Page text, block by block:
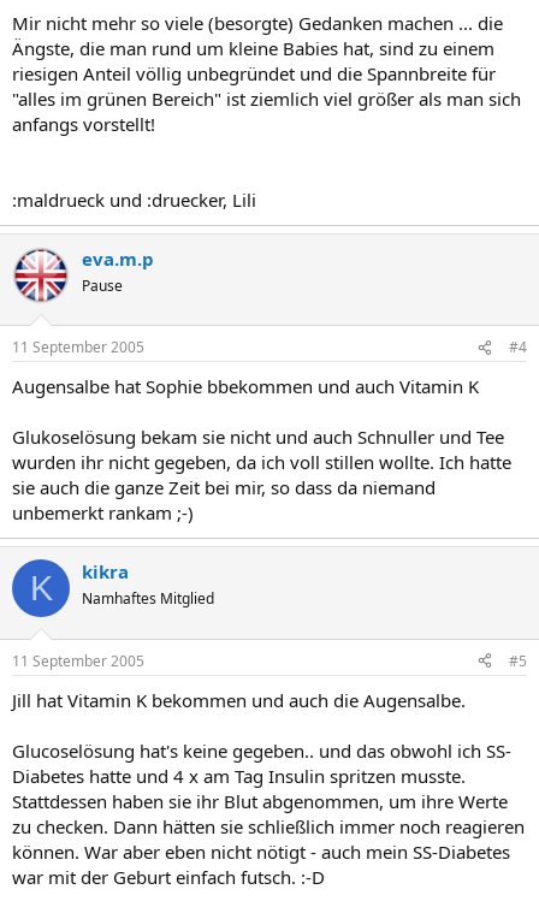
Mir nicht mehr so viele (besorgte) Gedanken machen ... die
Ängste, die man rund um kleine Babies hat, sind zu einem
riesigen Anteil völlig unbegründet und die Spannbreite für
"alles im grünen Bereich" ist ziemlich viel größer als man sich
anfangs vorstellt!
:maldrueck und :druecker, Lili
eva.m.p
Pause
11 September 2005 #4
Augensalbe hat Sophie bbekommen und auch Vitamin K
Glukoselösung bekam sie nicht und auch Schnuller und Tee
wurden ihr nicht gegeben, da ich voll stillen wollte. Ich hatte
sie auch die ganze Zeit bei mir, so dass da niemand
unbemerkt rankam ;-)
K kikra
Namhaftes Mitglied
11 September 2005 #5
Jill hat Vitamin K bekommen und auch die Augensalbe.
Glucoselösung hat's keine gegeben.. und das obwohl ich SS-
Diabetes hatte und 4 x am Tag Insulin spritzen musste.
Stattdessen haben sie ihr Blut abgenommen, um ihre Werte
zu checken. Dann hätten sie schließlich immer noch reagieren
können. War aber eben nicht nötigt - auch mein SS-Diabetes
war mit der Geburt einfach futsch. :-D